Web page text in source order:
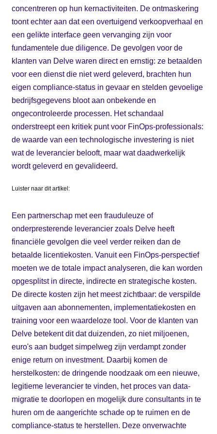
concentreren op hun kernactiviteiten. De ontmaskering
toont echter aan dat een overtuigend verkoopverhaal en
een gelikte interface geen vervanging zijn voor
fundamentele due diligence. De gevolgen voor de
klanten van Delve waren direct en ernstig: ze betaalden
voor een dienst die niet werd geleverd, brachten hun
eigen compliance-status in gevaar en stelden gevoelige
bedrijfsgegevens bloot aan onbekende en
ongecontroleerde processen. Het schandaal
onderstreept een kritiek punt voor FinOps-professionals:
de waarde van een technologische investering is niet
wat de leverancier belooft, maar wat daadwerkelijk
wordt geleverd en gevalideerd.
Luister naar dit artikel:
Een partnerschap met een frauduleuze of
onderpresterende leverancier zoals Delve heeft
financiële gevolgen die veel verder reiken dan de
betaalde licentiekosten. Vanuit een FinOps-perspectief
moeten we de totale impact analyseren, die kan worden
opgesplitst in directe, indirecte en strategische kosten.
De directe kosten zijn het meest zichtbaar: de verspilde
uitgaven aan abonnementen, implementatiekosten en
training voor een waardeloze tool. Voor de klanten van
Delve betekent dit dat duizenden, zo niet miljoenen,
euro's aan budget simpelweg zijn verdampt zonder
enige return on investment. Daarbij komen de
herstelkosten: de dringende noodzaak om een nieuwe,
legitieme leverancier te vinden, het proces van data-
migratie te doorlopen en mogelijk dure consultants in te
huren om de aangerichte schade op te ruimen en de
compliance-status te herstellen. Deze onverwachte